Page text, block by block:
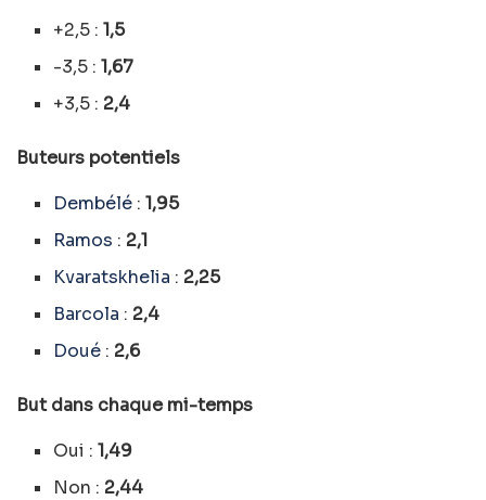
+2,5 :1,5
-3,5 :1,67
+3,5 : 2,4
Buteurs potentiels
Dembélé :1,95
Ramos : 2,1
Kvaratskhelia : 2,25
Barcola : 2,4
Doué : 2,6
But dans chaque mi-temps
Oui :1,49
Non : 2,44